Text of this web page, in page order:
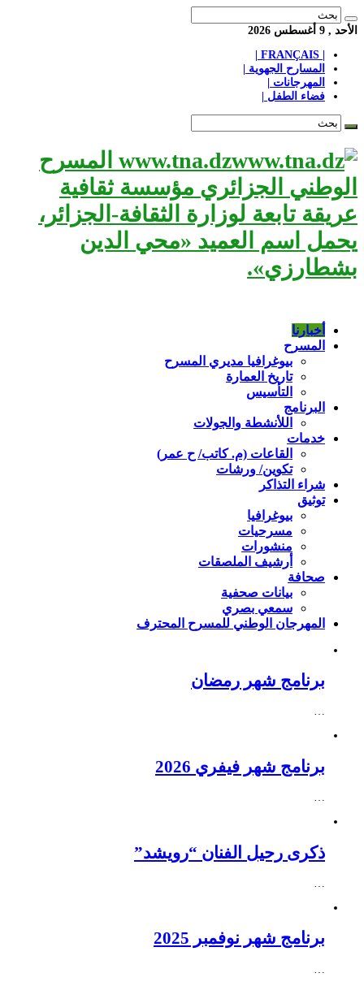
الأحد , 9 أغسطس 2026
المسارح الجهوية |
المهرجانات |
فضاء الطفل |
www.tna.dz المسرح
الوطني الجزائري مؤسسة ثقافية
عريقة تابعة لوزارة الثقافة-الجزائر،
يحمل اسم العميد «محي الدين
بشطارزي».
أخبارنا
المسرح
بيوغرافيا مديري المسرح
تاريخ العمارة
التأسيس
البرنامج
اللأنشطة والجولات
خدمات
القاعات (م. كاتب/ ح عمر)
تكوين/ ورشات
شراء التذاكر
توثيق
بيوغرافيا
مسرحيات
منشورات
أرشيف الملصقات
صحافة
بيانات صحفية
سمعي بصري
المهرجان الوطني للمسرح المحترف
برنامج شهر رمضان
…
برنامج شهر فيفري 2026
…
ذكرى رحيل الفنان “رويشد”
…
برنامج شهر نوفمبر 2025